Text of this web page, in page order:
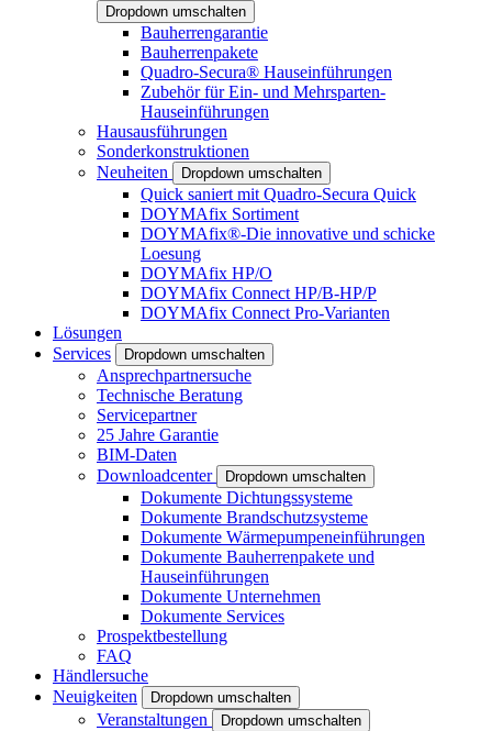
Dropdown umschalten
Bauherrengarantie
Bauherrenpakete
Quadro-Secura® Hauseinführungen
Zubehör für Ein- und Mehrsparten-
Hauseinführungen
Hausausführungen
Sonderkonstruktionen
Neuheiten
Dropdown umschalten
Quick saniert mit Quadro-Secura Quick
DOYMAfix Sortiment
DOYMAfix®-Die innovative und schicke
Loesung
DOYMAfix HP/O
DOYMAfix Connect HP/B-HP/P
DOYMAfix Connect Pro-Varianten
Lösungen
Services
Dropdown umschalten
Ansprechpartnersuche
Technische Beratung
Servicepartner
25 Jahre Garantie
BIM-Daten
Downloadcenter
Dropdown umschalten
Dokumente Dichtungssysteme
Dokumente Brandschutzsysteme
Dokumente Wärmepumpeneinführungen
Dokumente Bauherrenpakete und
Hauseinführungen
Dokumente Unternehmen
Dokumente Services
Prospektbestellung
FAQ
Händlersuche
Neuigkeiten
Dropdown umschalten
Veranstaltungen Dropdown umschalten